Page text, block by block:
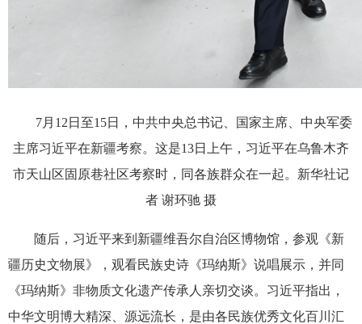
7月12日至15日，中共中央总书记、国家主席、中央军委
主席习近平在新疆考察。这是13日上午，习近平在乌鲁木齐
市天山区固原巷社区考察时，同各族群众在一起。新华社记
者 谢环驰 摄
随后，习近平来到新疆维吾尔自治区博物馆，参观《新
疆历史文物展》，观看民族史诗《玛纳斯》说唱展示，并同
《玛纳斯》非物质文化遗产传承人亲切交谈。习近平指出，
中华文明博大精深、源远流长，是由各民族优秀文化百川汇